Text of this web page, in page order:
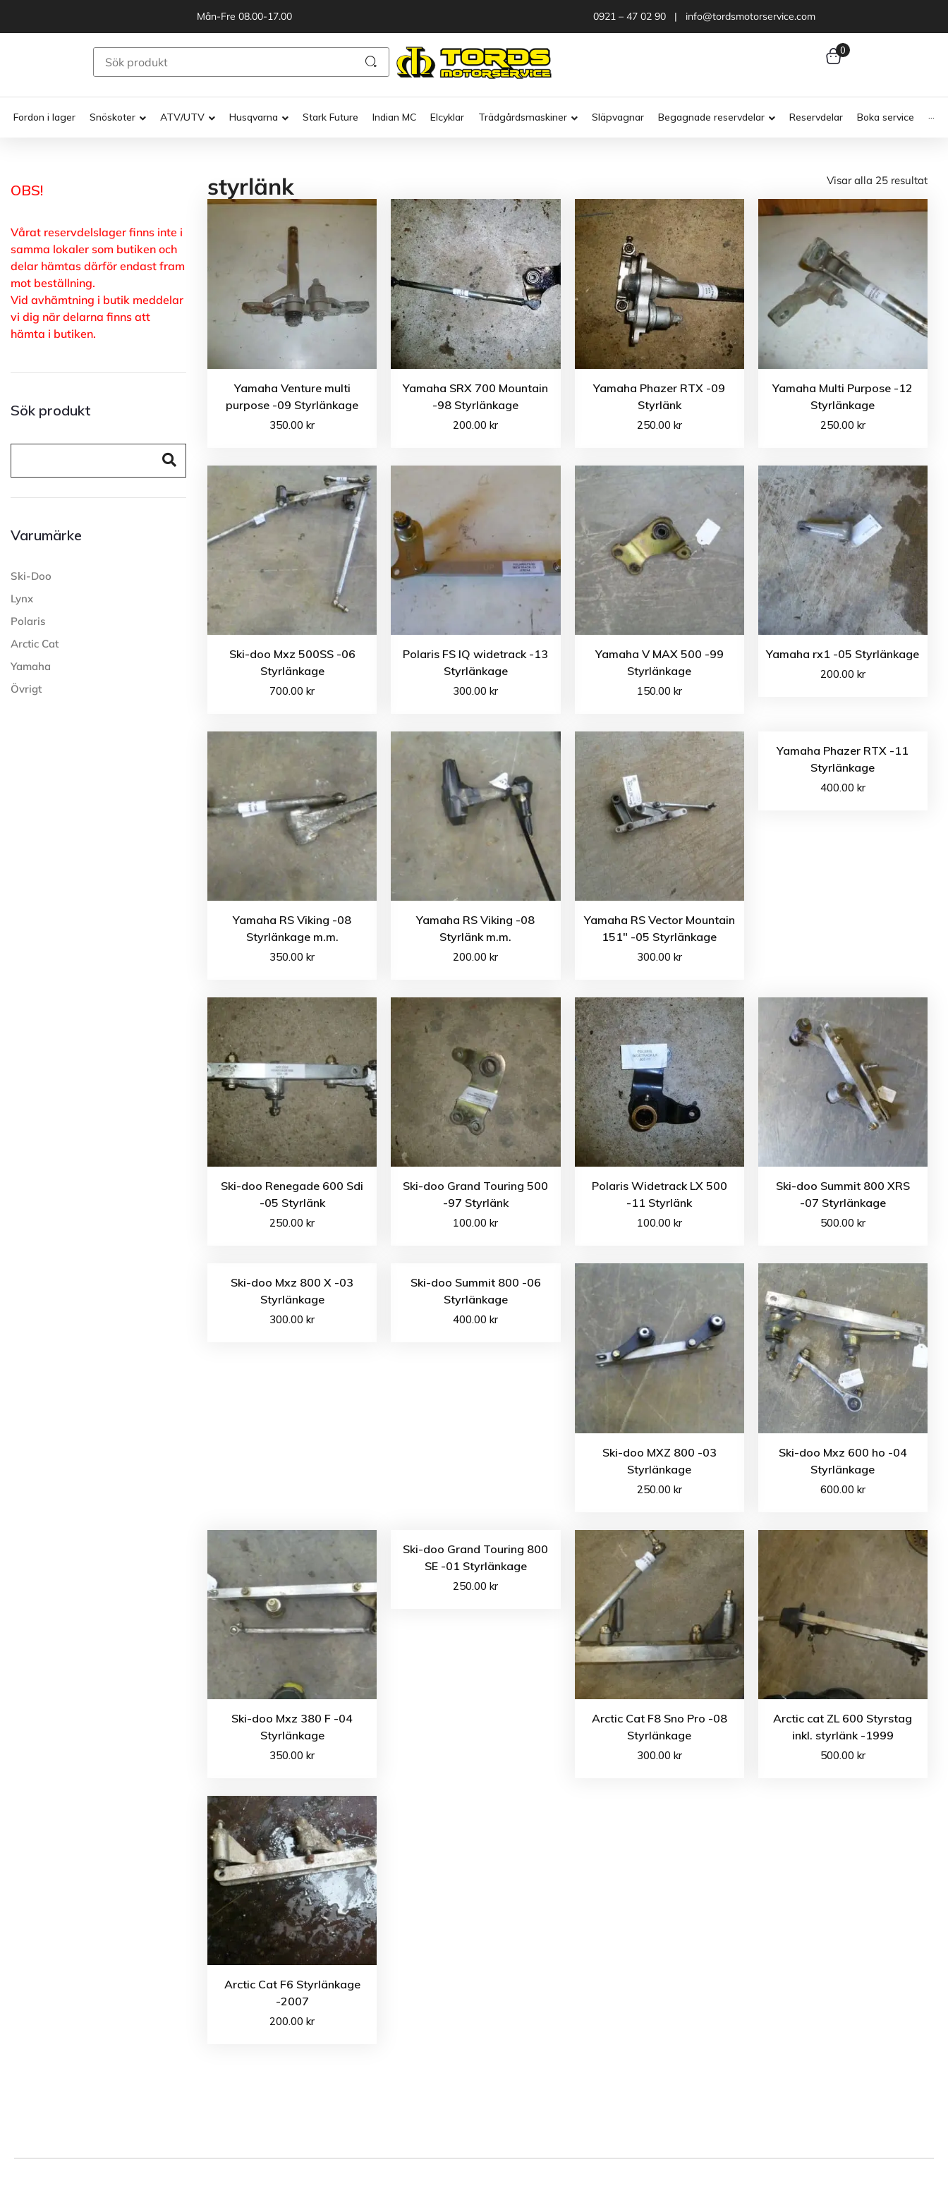
Mån-Fre 08.00-17.00 0921 – 47 02 90 | info@tordsmotorservice.com
0
Fordon i lager Snöskoter ATV/UTV Husqvarna Stark Future Indian MC Elcyklar Trädgårdsmaskiner Släpvagnar Begagnade reservdelar Reservdelar Boka service ···
OBS!
Vårat reservdelslager finns inte i
samma lokaler som butiken och
delar hämtas därför endast fram
mot beställning.
Vid avhämtning i butik meddelar
vi dig när delarna finns att
hämta i butiken.
Sök produkt
Varumärke
Ski-Doo
Lynx
Polaris
Arctic Cat
Yamaha
Övrigt
styrlänk Visar alla 25 resultat
Yamaha Venture multi
purpose -09 Styrlänkage
350.00kr
Yamaha SRX 700 Mountain
-98 Styrlänkage
200.00kr
Yamaha Phazer RTX -09
Styrlänk
250.00 kr
Yamaha Multi Purpose -12
Styrlänkage
250.00 kr
Ski-doo Mxz 500SS -06
Styrlänkage
700.00kr
Polaris FS IQ widetrack -13
Styrlänkage
300.00kr
Yamaha V MAX 500 -99
Styrlänkage
150.00 kr
Yamaha rx1 -05 Styrlänkage
200.00 kr
Yamaha RS Viking -08
Styrlänkage m.m.
350.00kr
Yamaha RS Viking -08
Styrlänk m.m.
200.00kr
Yamaha RS Vector Mountain
151″ -05 Styrlänkage
300.00 kr
Yamaha Phazer RTX -11
Styrlänkage
400.00 kr
Ski-doo Renegade 600 Sdi
-05 Styrlänk
250.00kr
Ski-doo Grand Touring 500
-97 Styrlänk
100.00kr
Polaris Widetrack LX 500
-11 Styrlänk
100.00 kr
Ski-doo Summit 800 XRS
-07 Styrlänkage
500.00 kr
Ski-doo Mxz 800 X -03
Styrlänkage
300.00kr
Ski-doo Summit 800 -06
Styrlänkage
400.00kr
Ski-doo MXZ 800 -03
Styrlänkage
250.00 kr
Ski-doo Mxz 600 ho -04
Styrlänkage
600.00 kr
Ski-doo Mxz 380 F -04
Styrlänkage
350.00kr
Ski-doo Grand Touring 800
SE -01 Styrlänkage
250.00kr
Arctic Cat F8 Sno Pro -08
Styrlänkage
300.00 kr
Arctic cat ZL 600 Styrstag
inkl. styrlänk -1999
500.00 kr
Arctic Cat F6 Styrlänkage
-2007
200.00kr